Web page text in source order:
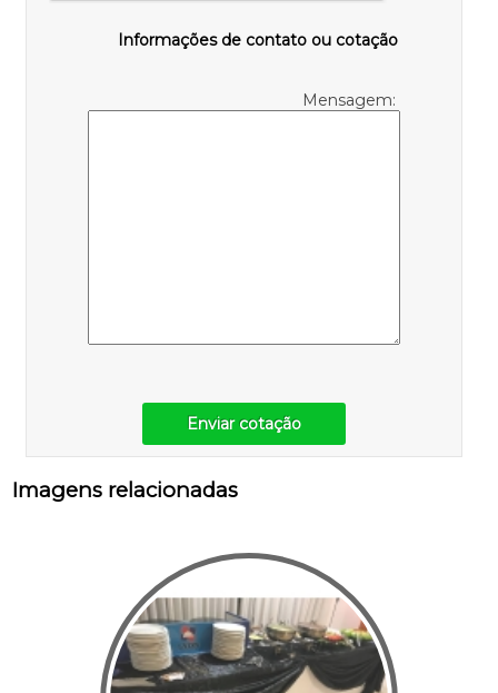
Informações de contato ou cotação
Mensagem:
Enviar cotação
Imagens relacionadas